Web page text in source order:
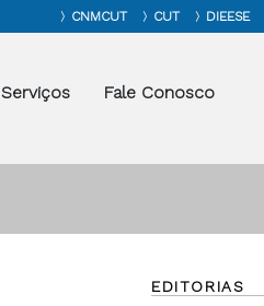
CNMCUT CUT DIEESE
Serviços Fale Conosco
EDITORIAS